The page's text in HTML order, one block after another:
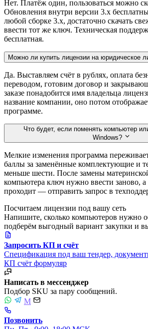
Нет. Платёж один, пользоваться можно
Обновления внутри версии 3.x
любой сборке 3.x, достаточно скачать
ввести тот же ключ. Техническая
бесплатная.
Можно ли купить лицензии на юридическое
Да. Выставляем счёт в рублях, оплата
переводом, готовим договор и
заказе понадобится имя владельца
название компании, оно потом
программе.
Что будет, если поменять компьютер
Windows?
Мелкие изменения программа
баллы за заменённые комплектующие и
меньше шести. После замены
компьютера ключ нужно ввести заново, а
проходит — отправить запрос в
Посчитаем лицензии под вашу сеть
Напишите, сколько компьютеров нужно
подберём выгодный вариант закупки и
Запросить КП и счёт
Спецификация под ваш тендер,
КП счёт формуляр
Написать в мессенджер
Подбор SKU за пару сообщений.
M
Позвонить